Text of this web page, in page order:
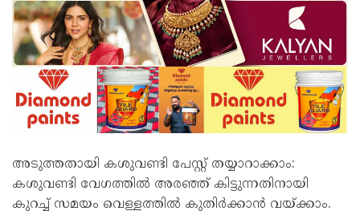
അടുത്തതായി കശുവണ്ടി പേസ്റ്റ് തയ്യാറാക്കാം:
കശുവണ്ടി വേഗത്തില്‍ അരഞ്ഞ് കിട്ടുന്നതിനായി
കുറച്ച് സമയം വെള്ളത്തിൽ കുതിർക്കാൻ വയ്‌ക്കാം.